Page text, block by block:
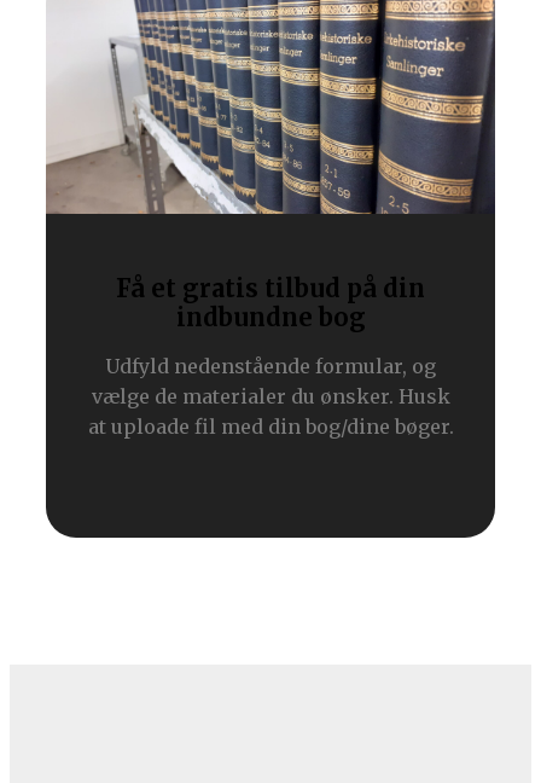
Få et grati​s tilbud på din
indbundne bog
Udfyld nedenstående formular, og
vælge de materialer du ønsker. Husk
at uploade fil med din bog/dine bøger.